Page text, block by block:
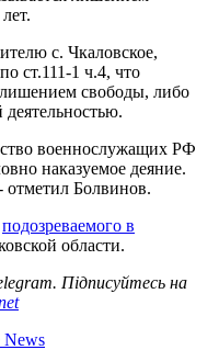
с. Чкаловское,
ст.111-1 ч.4, что
свободы, либо
деятельностью.
военнослужащих РФ
наказуемое деяние.
отметил Болвинов.
подозреваемого в
области.
Підписуйтесь на
News